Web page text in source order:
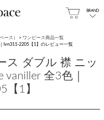
ース）
ワンピース商品一覧
lvn311-2205【1】のレビュー一覧
ス ダブル 襟 ニッ
vaniller 全3色｜
【1】